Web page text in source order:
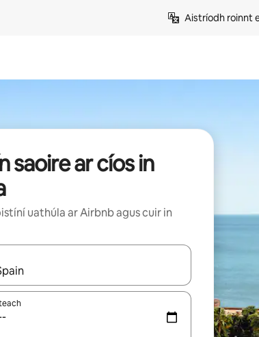
Aistríodh roinnt
saoire ar cíos in
uathúla ar Airbnb agus cuir in
torthaí ar fáil, déan nascleanúint le